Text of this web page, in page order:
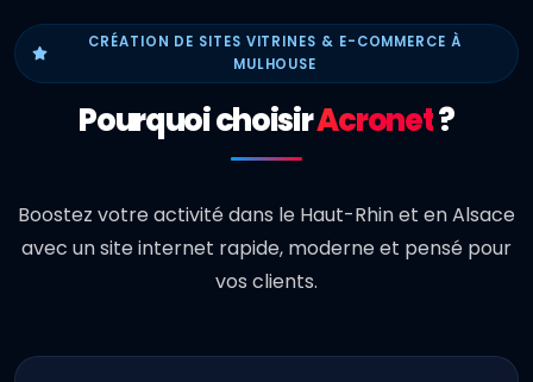
CRÉATION DE SITES VITRINES & E-COMMERCE À
MULHOUSE
Pourquoi choisirAcronet?
Boostez votre activité dans le Haut-Rhin et en Alsace
avec un site internet rapide, moderne et pensé pour
vos clients.